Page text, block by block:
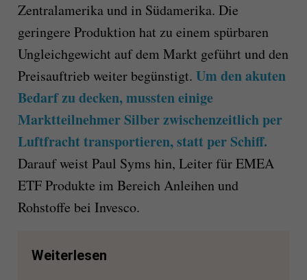
Zentralamerika und in Südamerika. Die
geringere Produktion hat zu einem spürbaren
Ungleichgewicht auf dem Markt geführt und den
Preisauftrieb weiter begünstigt. Um den akuten
Bedarf zu decken, mussten einige
Marktteilnehmer Silber zwischenzeitlich per
Luftfracht transportieren, statt per Schiff.
Darauf weist Paul Syms hin, Leiter für EMEA
ETF Produkte im Bereich Anleihen und
Rohstoffe bei Invesco.
Weiterlesen